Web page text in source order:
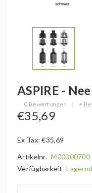
ASPIRE -
0 Bewertungen | +
€35,69
Ex Tax: €35,69
Artikelnr. M00000700
Verfügbarkeit Lagernd